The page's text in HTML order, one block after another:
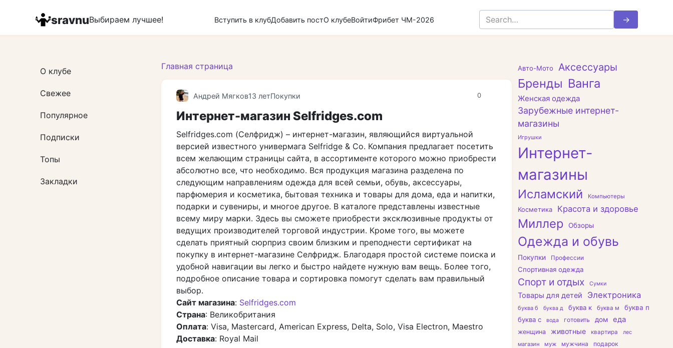
sravnuВыбираем лучшее! Вступить в клубДобавить постО клубеВойтиФрибет ЧМ-2026
Search
for:
Главная страница
0
Андрей Мягков13 летПокупки
Интернет-магазин Selfridges.com
Selfridges.com (Селфридж) – интернет-магазин, являющийся виртуальной
версией известного универмага Selfridge & Co. Компания предлагает посетить
всем желающим страницы сайта, в ассортименте которого можно приобрести
абсолютно все, что необходимо. Вся продукция магазина разделена по
следующим направлениям одежда для всей семьи, обувь, аксессуары,
парфюмерия и косметика, бытовая техника и товары для дома, еда и напитки,
подарки и сувениры, и многое другое. В каталоге представлены известные
всему миру марки. Здесь вы сможете приобрести эксклюзивные продукты от
ведущих производителей торговой индустрии. Кроме того, вы можете
сделать приятный сюрприз своим близким и преподнести сертификат на
покупку в интернет-магазине Селфридж. Благодаря простой системе поиска и
удобной навигации вы легко и быстро найдете нужную вам вещь. Более того,
подробное описание товара и сортировка помогут сделать вам правильный
выбор.
Сайт магазина: Selfridges.com
Страна: Великобритания
Оплата: Visa, Mastercard, American Express, Delta, Solo, Visa Electron, Maestro
Доставка: Royal Mail
О клубе
Свежее
Популярное
Подписки
Топы
Закладки
Авто-Мото Аксессуары
Бренды Ванга
Женская одежда
Зарубежные интернет-
магазины
Игрушки
Интернет-
магазины
Исламский Компьютеры
Косметика Красота и здоровье
Миллер Обзоры
Одежда и обувь
Покупки Профессии
Спортивная одежда
Спорт и отдых Сумки
Товары для детей Электроника
буква б буква д буква к буква м
буква п
буква с
вода готовить дом еда
женщина животные квартира лес
магазин муж мужчина подарок